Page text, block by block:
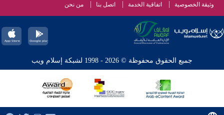
وثيقة الخصوصية اتفاقية الخدمة اتصل بنا من نحن
جميع الحقوق محفوظة © 2026 - 1998 لشبكة إسلام ويب